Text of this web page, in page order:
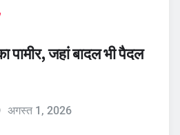
पामीर, जहां बादल भी पैदल
अगस्त 1, 2026